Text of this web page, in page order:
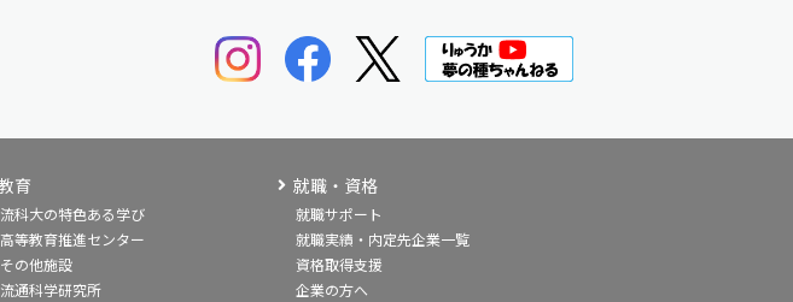
育
流科大の特色ある学び
高等教育推進センター
その他施設
流通科学研究所
就職・資格
就職サポート
就職実績・内定先企業一覧
資格取得支援
企業の方へ